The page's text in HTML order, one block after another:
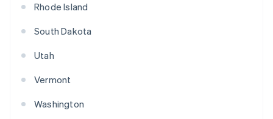
Rhode Island
South Dakota
Utah
Vermont
Washington